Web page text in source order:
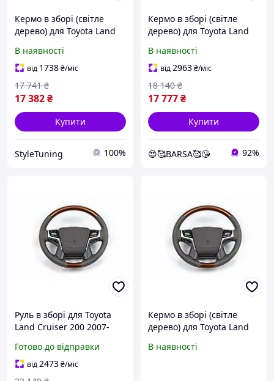
Кермо в зборі (світле
дерево) для Toyota Land
2023 рр
В наявності
від 1738₴/міс
17 382₴
17 741 ₴
Купити
StyleTuning 100%
Кермо в зборі (світле
дерево) для Toyota Land
2023 рр
В наявності
від2963₴/міс
17 777₴
18 140 ₴
Купити
😍🥰BARSA🥰😘 92%
Руль в зборі для Toyota
Land Cruiser 200 2007-
стильний аксесуар для
тюнінга авто.
Готово до відправки
від2473₴/міс
Кермо в зборі (світле
дерево) для Toyota Land
2023 рр
В наявності